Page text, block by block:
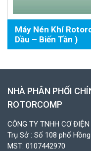
Máy Nén Khí
Dầu – Biến Tần )
NHÀ PHÂN PHỐI
ROTORCOMP
CÔNG TY TNHH CƠ ĐIỆN
Trụ Sở : Số 108 phố
MST: 0107442970